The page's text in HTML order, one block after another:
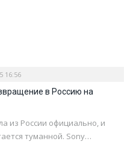
16:56
в Россию на
из России официально, и
туманной. Sony…